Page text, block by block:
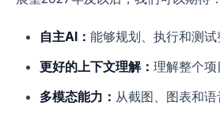
自主AI： 能够规划、执行和测
更好的上下文理解： 理解整个
多模态能力： 从截图、图表和